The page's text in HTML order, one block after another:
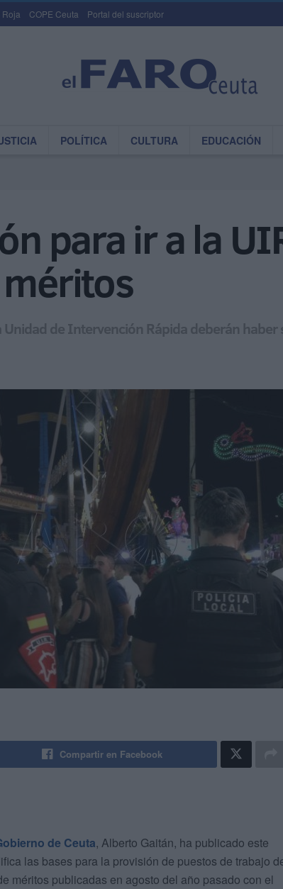
Roja COPE Ceuta Portal del suscriptor
POLÍTICA CULTURA EDUCACIÓN
para ir a la
de Intervención Rápida deberán
Compartir en Facebook
de Ceuta, Alberto Gaitán, ha publicado este
las bases para la provisión de puestos de trabajo
méritos publicadas en agosto del año pasado con el